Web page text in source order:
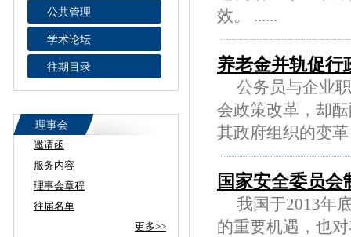
公共管理
学术论坛
往期目录
理事会
邀请函
服务内容
理事会章程
往届名单
更多>>
效。 ......
养老金并轨促行
公务员与企业职
会政策改革，却
其政府组织的变革
国家安全委员
我国于2013年
的重要机遇，也